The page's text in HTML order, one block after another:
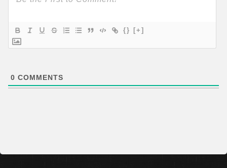
{} [+]
0 COMMENTS